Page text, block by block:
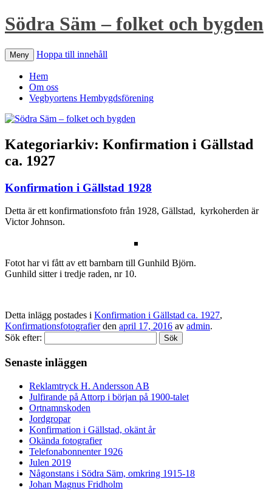
Södra Säm – folket och bygden
Meny Hoppa till innehåll
Hem
Om oss
Vegbyortens Hembygdsförening
Kategoriarkiv: Konfirmation i Gällstad
ca. 1927
Konfirmation i Gällstad 1928
Detta är ett konfirmationsfoto från 1928, Gällstad, kyrkoherden är
Victor Johnson.
Fotot har vi fått av ett barnbarn till Gunhild Björn.
Gunhild sitter i tredje raden, nr 10.
Detta inlägg postades i Konfirmation i Gällstad ca. 1927,
Konfirmationsfotografierden april 17, 2016 av admin.
Sök efter:
Senaste inläggen
Reklamtryck H. Andersson AB
Julfirande på Attorp i början på 1900-talet
Ortnamnskoden
Jordgropar
Konfirmation i Gällstad, okänt år
Okända fotografier
Telefonabonnenter 1926
Julen 2019
Någonstans i Södra Säm, omkring 1915-18
Johan Magnus Fridholm